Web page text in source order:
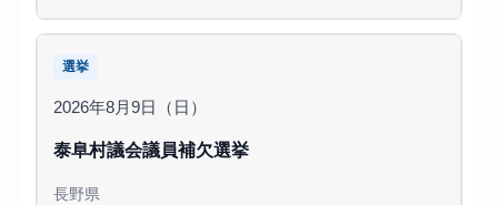
選挙
2026年8月9日（日）
泰阜村議会議員補欠選挙
長野県